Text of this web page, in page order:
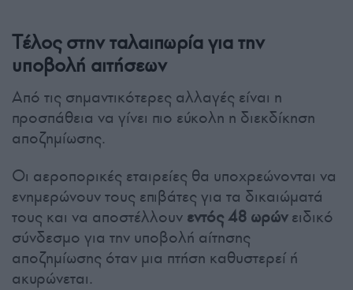
Τέλος στην ταλαιπωρία για την
υποβολή αιτήσεων
Από τις σημαντικότερες αλλαγές είναι η
προσπάθεια να γίνει πιο εύκολη η διεκδίκηση
αποζημίωσης.
Οι αεροπορικές εταιρείες θα υποχρεώνονται να
ενημερώνουν τους επιβάτες για τα δικαιώματά
τους και να αποστέλλουν εντός 48 ωρώνειδικό
σύνδεσμο για την υποβολή αίτησης
αποζημίωσης όταν μια πτήση καθυστερεί ή
ακυρώνεται.